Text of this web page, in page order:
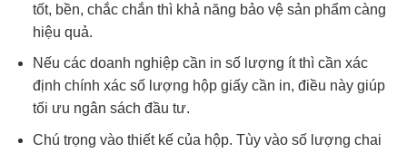
tốt, bền, chắc chắn thì khả năng bảo vệ sản phẩm càng
hiệu quả.
Nếu các doanh nghiệp cần in số lượng ít thì cần xác
định chính xác số lượng hộp giấy cần in, điều này giúp
tối ưu ngân sách đầu tư.
Chú trọng vào thiết kế của hộp. Tùy vào số lượng chai